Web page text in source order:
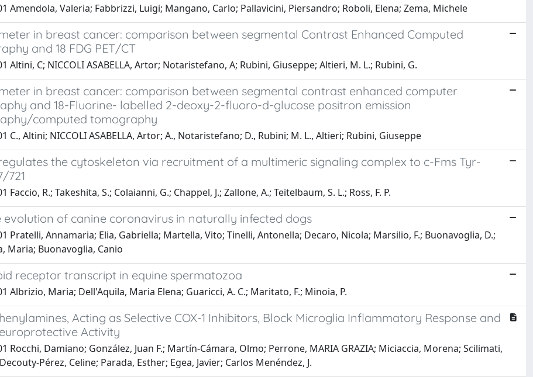
Amendola, Valeria; Fabbrizzi, Luigi; Mangano, Carlo; Pallavicini, Piersandro; Roboli, Elena; Zema, Michele
in breast cancer: comparison between segmental Contrast Enhanced Computed
and 18 FDG PET/CT
Altini, C; NICCOLI ASABELLA, Artor; Notaristefano, A; Rubini, Giuseppe; Altieri, M. L.; Rubini, G.
in breast cancer: comparison between segmental contrast enhanced computer
and 18-Fluorine- labelled 2-deoxy-2-fluoro-d-glucose positron emission
computed tomography
C., Altini; NICCOLI ASABELLA, Artor; A., Notaristefano; D., Rubini; M. L., Altieri; Rubini, Giuseppe
the cytoskeleton via recruitment of a multimeric signaling complex to c-Fms Tyr-
721
Faccio, R.; Takeshita, S.; Colaianni, G.; Chappel, J.; Zallone, A.; Teitelbaum, S. L.; Ross, F. P.
evolution of canine coronavirus in naturally infected dogs
Pratelli, Annamaria; Elia, Gabriella; Martella, Vito; Tinelli, Antonella; Decaro, Nicola; Marsilio, F.; Buonavoglia, D.;
Maria; Buonavoglia, Canio
receptor transcript in equine spermatozoa
Albrizio, Maria; Dell'Aquila, Maria Elena; Guaricci, A. C.; Maritato, F.; Minoia, P.
Acting as Selective COX-1 Inhibitors, Block Microglia Inflammatory Response and
Activity
Rocchi, Damiano; González, Juan F.; Martín-Cámara, Olmo; Perrone, MARIA GRAZIA; Miciaccia, Morena; Scilimati,
Pérez, Celine; Parada, Esther; Egea, Javier; Carlos Menéndez, J.